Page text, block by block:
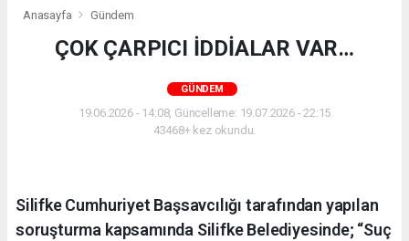
Anasayfa Gündem
ÇOK ÇARPICI İDDİALAR VAR…
GÜNDEM
19.06.2026 - 14:08, Güncelleme: 19.07.2026 - 22:15
43468+ kez okundu.
Silifke Cumhuriyet Başsavcılığı tarafından yapılan
soruşturma kapsamında Silifke Belediyesinde; “Suç